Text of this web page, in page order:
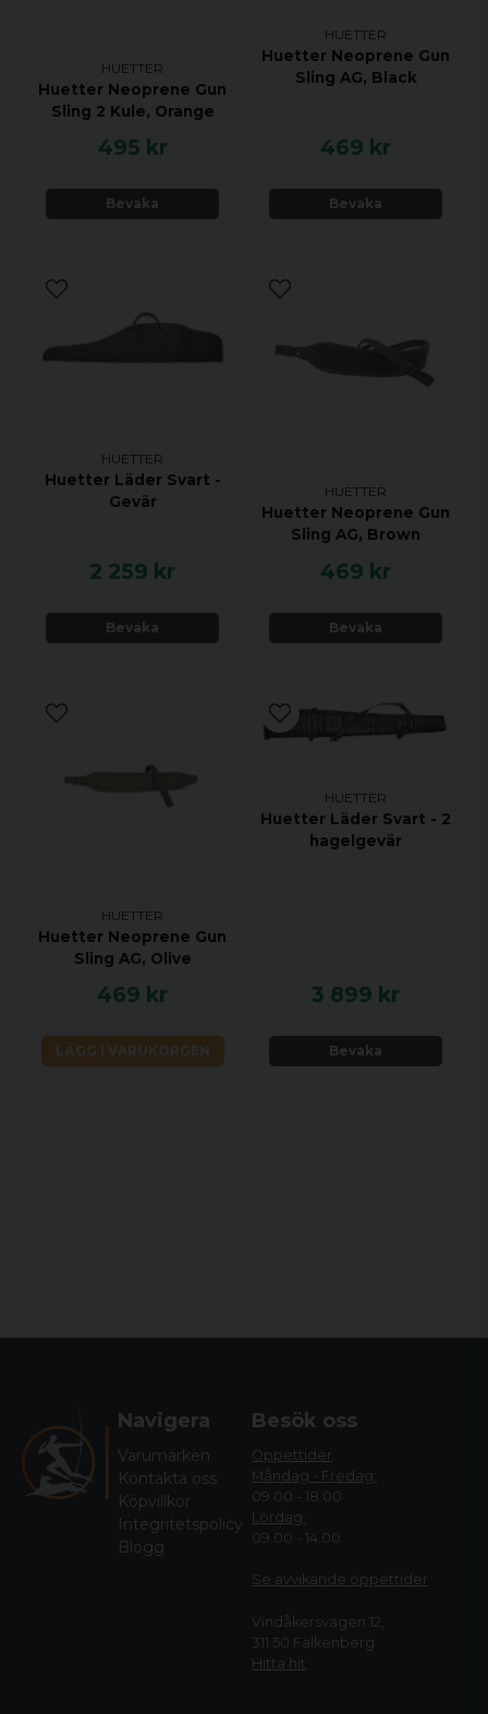
HUETTER
Huetter Neoprene Gun
Sling 2 Kule, Orange
495 kr
Bevaka
HUETTER
Huetter Neoprene Gun
Sling AG, Black
469 kr
Bevaka
HUETTER
Huetter Läder Svart -
Gevär
2 259 kr
Bevaka
HUETTER
Huetter Neoprene Gun
Sling AG, Brown
469 kr
Bevaka
HUETTER
Huetter Neoprene Gun
Sling AG, Olive
469 kr
LÄGG I VARUKORGEN
HUETTER
Huetter Läder Svart - 2
hagelgevär
3 899 kr
Bevaka
Navigera
Varumärken
Kontakta oss
Köpvillkor
Integritetspolicy
Blogg
Besök oss
Öppettider
Måndag - Fredag:
09.00 - 18.00
Lördag:
09.00 - 14.00
Se avvikande öppettider
Vindåkersvägen 12,
311 50 Falkenberg
Hitta hit